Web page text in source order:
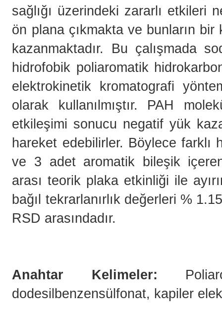
sağlığı üzerindeki zararlı etkileri
ön plana çıkmakta ve bunların bir
kazanmaktadır. Bu çalışmada
hidrofobik poliaromatik
elektrokinetik kromatografi
olarak kullanılmıştır. PAH
etkileşimi sonucu negatif yük
hareket edebilirler. Böylece farklı
ve 3 adet aromatik bileşik içeren
arası teorik plaka etkinliği ile
bağıl tekrarlanırlık değerleri %
RSD arasındadır.
Anahtar Kelimeler:
dodesilbenzensülfonat, kapiler